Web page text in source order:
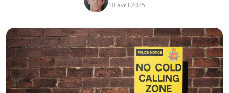
10 avril 2025